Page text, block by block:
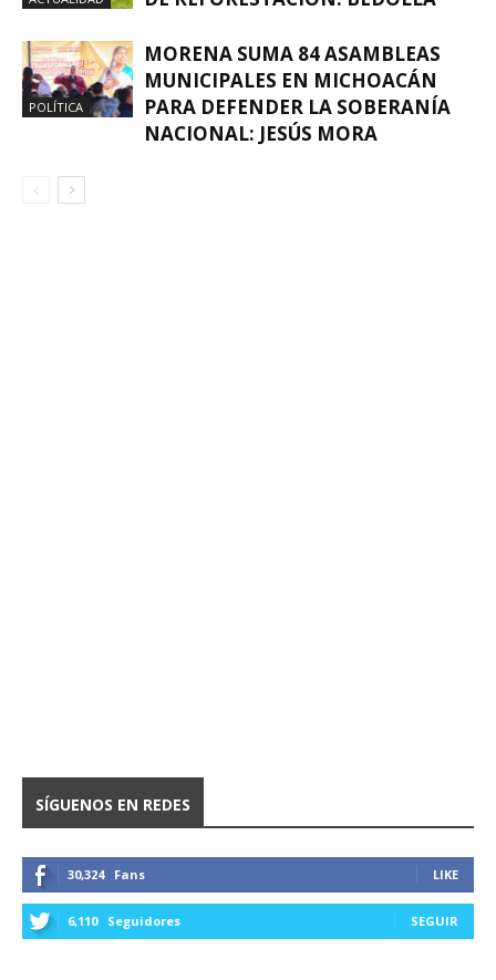
POLÍTICA
MORENA SUMA 84 ASAMBLEAS
MUNICIPALES EN MICHOACÁN
PARA DEFENDER LA SOBERANÍA
NACIONAL: JESÚS MORA
SÍGUENOS EN REDES
30,324 Fans LIKE
6,110 Seguidores SEGUIR